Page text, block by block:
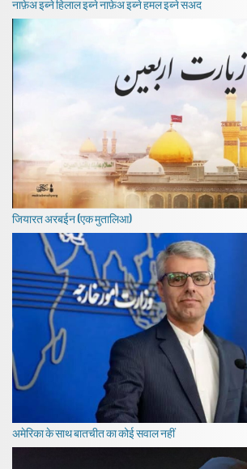
नाफ़ेअ इब्ने हिलाल इब्ने नाफ़ेअ इब्ने हमल इब्ने सअद
जियारत अरबईन (एक मुतालिआ)
अमेरिका के साथ बातचीत का कोई सवाल नहीं